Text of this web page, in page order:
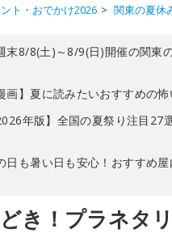
ト・おでかけ2026 関東の夏休
末8/8(土)～8/9(日)開催の関東
画】夏に読みたいおすすめの
年版】全国の夏祭り注目27
日も暑い日も安心！おすすめ
どき！プラネタ